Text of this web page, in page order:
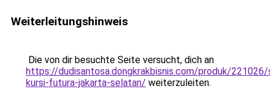
Weiterleitungshinweis
Die von dir besuchte Seite versucht, dich an
https://dudisantosa.dongkrakbisnis.com/produk/
kursi-futura-jakarta-selatan/ weiterzuleiten.